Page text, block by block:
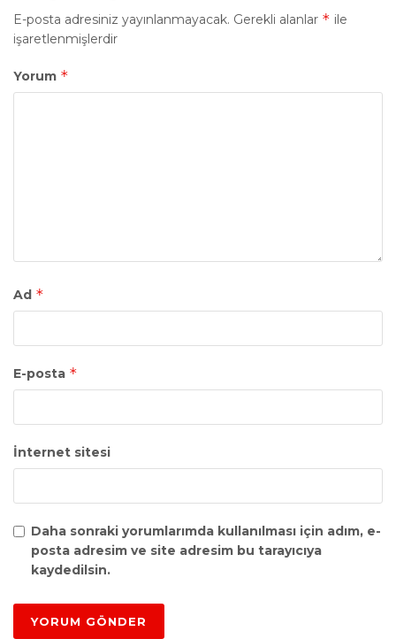
E-posta adresiniz yayınlanmayacak. Gerekli alanlar * ile
işaretlenmişlerdir
Yorum *
Ad *
E-posta *
İnternet sitesi
Daha sonraki yorumlarımda kullanılması için adım, e-
posta adresim ve site adresim bu tarayıcıya
kaydedilsin.